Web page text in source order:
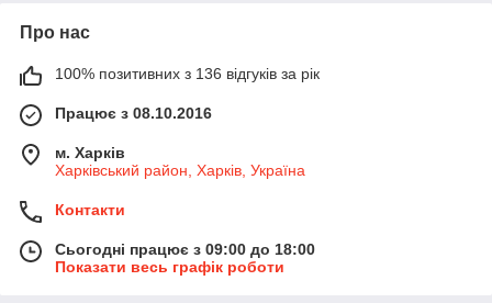
Про нас
100% позитивних з 136 відгуків за рік
Працює з 08.10.2016
м. Харків
Харківський район, Харків, Україна
Контакти
Сьогодні працює з 09:00 до 18:00
Показати весь графік роботи